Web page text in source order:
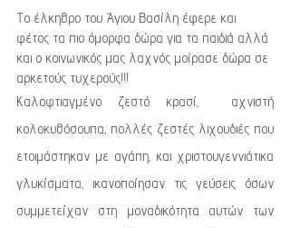
Το έλκηθρο του Άγιου Βασίλη έφερε και
φέτος τα πιο όμορφα δώρα για τα παιδιά αλλά
και ο κοινωνικός μας λαχνός μοίρασε δώρα σε
αρκετούς τυχερούς!!!
Καλοφτιαγμένο ζεστό κρασί,  αχνιστή
κολοκυθόσουπα, πολλές ζεστές λιχουδιές που
ετοιμάστηκαν με αγάπη, και χριστουγεννιάτικα
γλυκίσματα, ικανοποίησαν τις γεύσεις όσων
συμμετείχαν στη μοναδικότητα αυτών των